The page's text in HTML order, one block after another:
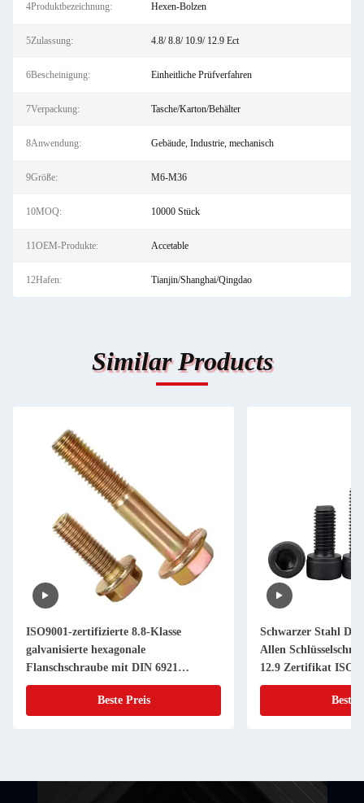
4Produktbezeichnung: Hexen-Bolzen
5Zulassung: 4.8/ 8.8/ 10.9/ 12.9 Ect
6Bescheinigung: Einheitliche Prüfverfahren
7Verpackung: Tasche/Karton/Behälter
8Anwendung: Gebäude, Industrie, mechanisch
9Größe: M6-M36
10MOQ: 10000 Stück
11OEM-Produkte: Accetable
12Hafen: Tianjin/Shanghai/Qingdao
Similar Products
ISO9001-zertifizierte 8.8-Klasse
galvanisierte hexagonale
Flanschschraube mit DIN 6921
Zahnspüler
Beste Preis
Schwarzer Stahl
Allen
12.9 Zertifikat
Beste